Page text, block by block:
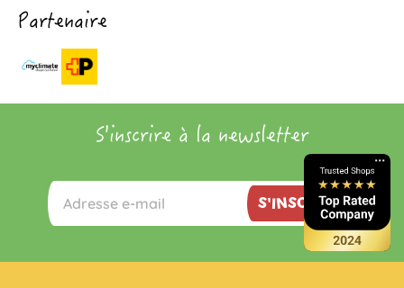
Partenaire
S'inscrire à la newsletter
S'INSCRIRE